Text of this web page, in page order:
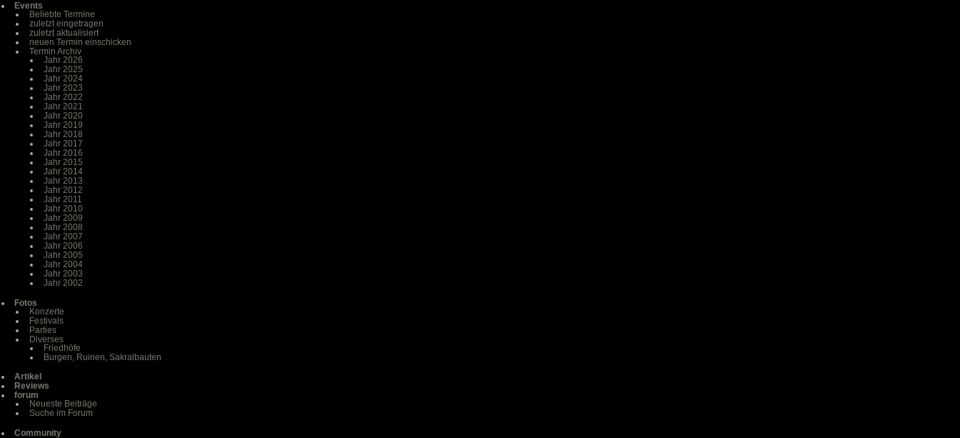
Events
Beliebte Termine
zuletzt eingetragen
zuletzt aktualisiert
neuen Termin einschicken
Termin Archiv
Jahr 2026
Jahr 2025
Jahr 2024
Jahr 2023
Jahr 2022
Jahr 2021
Jahr 2020
Jahr 2019
Jahr 2018
Jahr 2017
Jahr 2016
Jahr 2015
Jahr 2014
Jahr 2013
Jahr 2012
Jahr 2011
Jahr 2010
Jahr 2009
Jahr 2008
Jahr 2007
Jahr 2006
Jahr 2005
Jahr 2004
Jahr 2003
Jahr 2002
Fotos
Konzerte
Festivals
Parties
Diverses
Friedhöfe
Burgen, Ruinen, Sakralbauten
Artikel
Reviews
forum
Neueste Beiträge
Suche im Forum
Community